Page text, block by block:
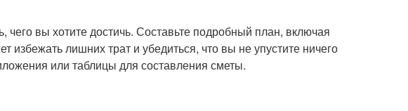
вы хотите достичь. Составьте подробный план, включая
лишних трат и убедиться, что вы не упустите ничего
или таблицы для составления сметы.